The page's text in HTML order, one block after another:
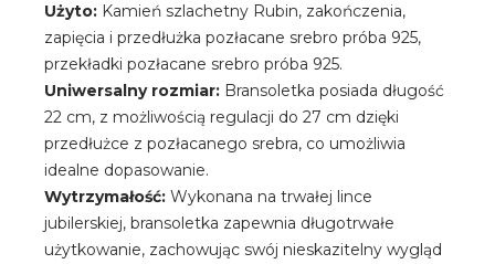
Użyto: Kamień szlachetny Rubin, zakończenia,
zapięcia i przedłużka pozłacane srebro próba 925,
przekładki pozłacane srebro próba 925.
Uniwersalny rozmiar: Bransoletka posiada długość
22 cm, z możliwością regulacji do 27 cm dzięki
przedłużce z pozłacanego srebra, co umożliwia
idealne dopasowanie.
Wytrzymałość: Wykonana na trwałej lince
jubilerskiej, bransoletka zapewnia długotrwałe
użytkowanie, zachowując swój nieskazitelny wygląd